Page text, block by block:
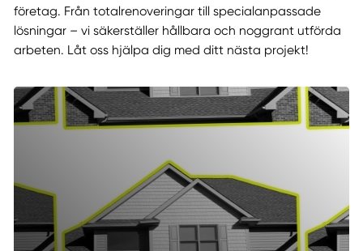
företag. Från totalrenoveringar till specialanpassade
lösningar – vi säkerställer hållbara och noggrant utförda
arbeten. Låt oss hjälpa dig med ditt nästa projekt!